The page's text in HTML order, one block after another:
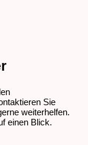
Sie
weiterhelfen.
einen Blick.